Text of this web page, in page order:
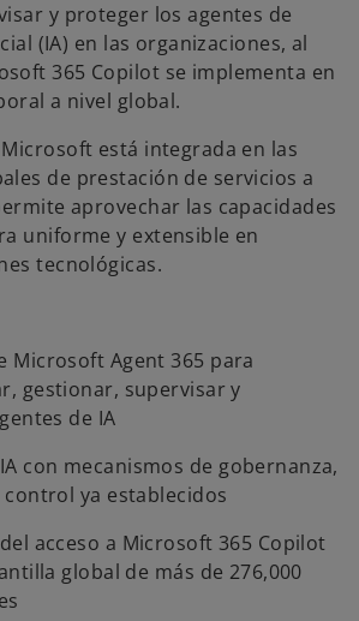
y proteger los agentes de
(IA) en las organizaciones, al
365 Copilot se implementa en
a nivel global.
está integrada en las
de prestación de servicios a
aprovechar las capacidades
uniforme y extensible en
tecnológicas.
Microsoft Agent 365 para
gestionar, supervisar y
de IA
con mecanismos de gobernanza,
ya establecidos
acceso a Microsoft 365 Copilot
global de más de 276,000